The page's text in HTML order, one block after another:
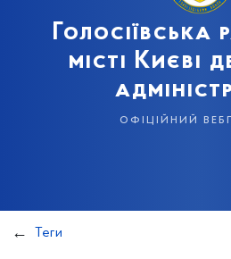
Голосіївська
місті Києві
офіційний
Теги